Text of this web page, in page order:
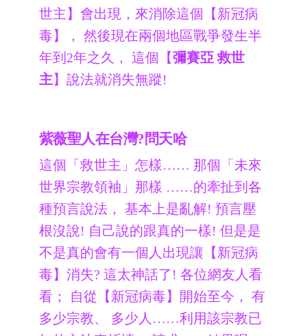
世主】會出現，來消除這個【新冠病
毒】， 然後現在兩個地區戰爭發生半
年到2年之久， 這個【彌賽亞 救世
主】說法就消失無蹤!
紫薇聖人在台灣?問天哈
這個「救世主」怎樣…… 那個「未來
世界宗教領袖」那樣 ……的牽扯到各
種預言說法， 基本上是亂解! 預言壓
根沒說! 自己說的跟真的一樣! 但是是
不是真的會有一個人出現讓【新冠病
毒】消失? 這太神話了! 各位網友人看
看； 自從【新冠病毒】開始至今， 有
多少宗教、 多少人……利用該宗教已